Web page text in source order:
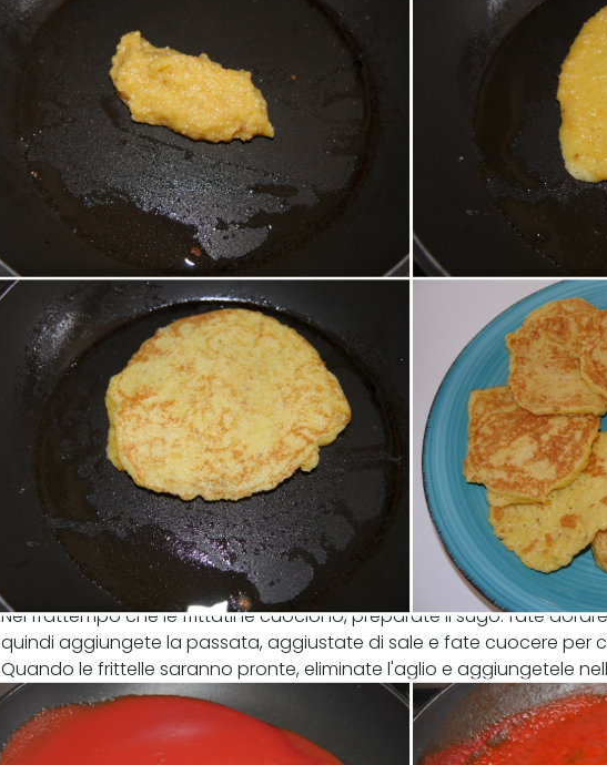
Nel frattempo che le frittatine cuociono, preparate il sugo: fate
quindi aggiungete la passata, aggiustate di sale e fate cuocere per
Quando le frittelle saranno pronte, eliminate l'aglio e aggiungetele
insaporire velocemente.